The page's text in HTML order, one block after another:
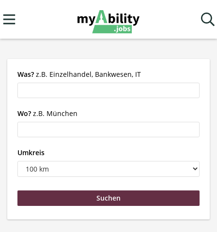
Was? z.B. Einzelhandel, Bankwesen, IT
Wo? z.B. München
Umkreis